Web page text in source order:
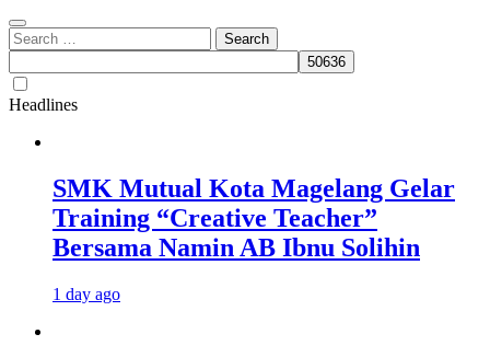
Search
for:
Headlines
SMK Mutual Kota Magelang Gelar
Training “Creative Teacher”
Bersama Namin AB Ibnu Solihin
1 day ago